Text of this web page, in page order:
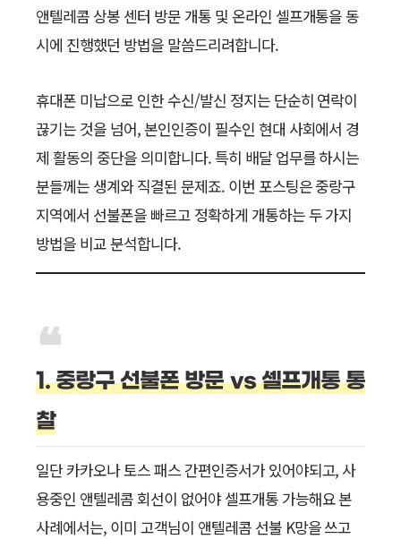
앤텔레콤 상봉 센터 방문 개통 및 온라인 셀프개통을 동
시에 진행했던 방법을 말씀드리려합니다.
휴대폰 미납으로 인한 수신/발신 정지는 단순히 연락이
끊기는 것을 넘어, 본인인증이 필수인 현대 사회에서 경
제 활동의 중단을 의미합니다. 특히 배달 업무를 하시는
분들께는 생계와 직결된 문제죠. 이번 포스팅은 중랑구
지역에서 선불폰을 빠르고 정확하게 개통하는 두 가지
방법을 비교 분석합니다.
1. 중랑구 선불폰 방문 vs 셀프개통 통
찰
일단 카카오나 토스 패스 간편인증서가 있어야되고, 사
용중인 앤텔레콤 회선이 없어야 셀프개통 가능해요 본
사례에서는, 이미 고객님이 앤텔레콤 선불 K망을 쓰고